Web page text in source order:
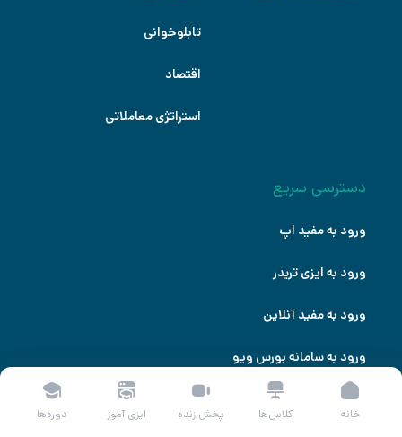
تابلوخوانی
اقتصاد
استراتژی معاملاتی
دسترسی سریع
ورود به مفید اپ
ورود به ایزی تریدر
ورود به مفید آنلاین
ورود به سامانه بورس ویو
خانه کلاس‌ها پخش زنده ایزی آموز دوره‌ها